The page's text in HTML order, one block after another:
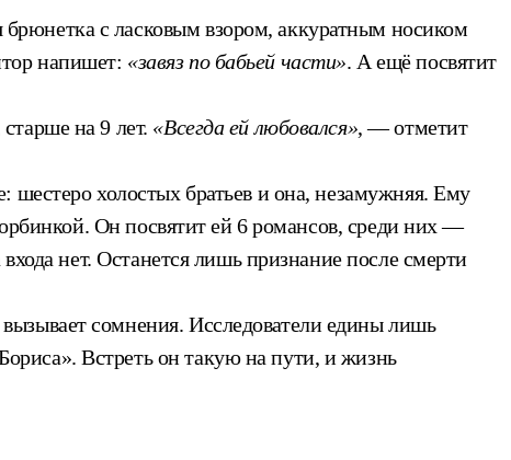
с ласковым взором, аккуратным носиком
напишет: «завяз по бабьей части». А ещё посвятит
на 9 лет. «Всегда ей любовался», — отметит
холостых братьев и она, незамужняя. Ему
Он посвятит ей 6 романсов, среди них —
нет. Останется лишь признание после смерти
сомнения. Исследователи едины лишь
Встреть он такую на пути, и жизнь